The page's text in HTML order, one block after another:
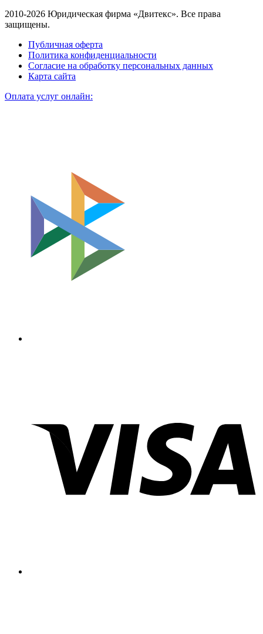
2010-2026 Юридическая фирма «Двитекс». Все права
защищены.
Публичная оферта
Политика конфиденциальности
Согласие на обработку персональных данных
Карта сайта
Оплата услуг онлайн: